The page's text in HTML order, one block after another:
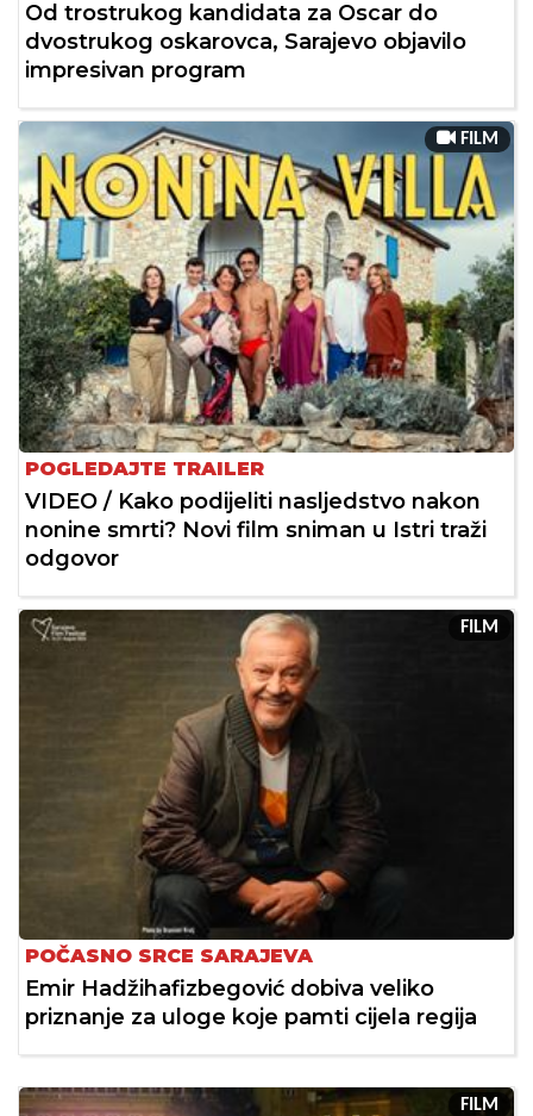
Od trostrukog kandidata za Oscar do
dvostrukog oskarovca, Sarajevo objavilo
impresivan program
FILM
POGLEDAJTE TRAILER
VIDEO / Kako podijeliti nasljedstvo nakon
nonine smrti? Novi film sniman u Istri traži
odgovor
FILM
POČASNO SRCE SARAJEVA
Emir Hadžihafizbegović dobiva veliko
priznanje za uloge koje pamti cijela regija
FILM